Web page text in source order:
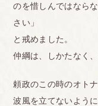
のを惜しんではなら
さい」
と戒めました。
仲綱は、しかたなく
頼政のこの時のオト
波風を立てないよう